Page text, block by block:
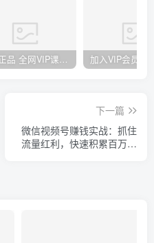
官方正品 全网VIP课程 无损下载~
下一篇
微信视频号赚钱实战：抓住
流量红利，快速积累百万粉